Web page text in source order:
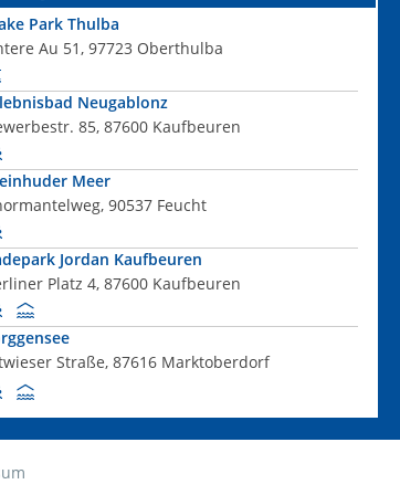
Park Thulba
Au 51, 97723 Oberthulba
Neugablonz
85, 87600 Kaufbeuren
Meer
90537 Feucht
Jordan Kaufbeuren
Platz 4, 87600 Kaufbeuren
Straße, 87616 Marktoberdorf